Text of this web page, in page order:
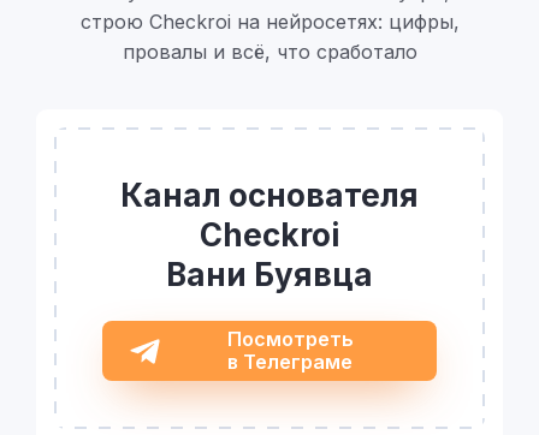
строю Checkroi на нейросетях: цифры,
провалы и всё, что сработало
Канал основателя
Checkroi
Вани Буявца
Посмотреть
в Телеграме